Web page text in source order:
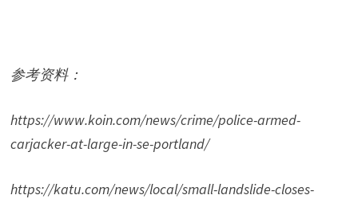
参考资料：
https://www.koin.com/news/crime/police-armed-
carjacker-at-large-in-se-portland/
https://katu.com/news/local/small-landslide-closes-